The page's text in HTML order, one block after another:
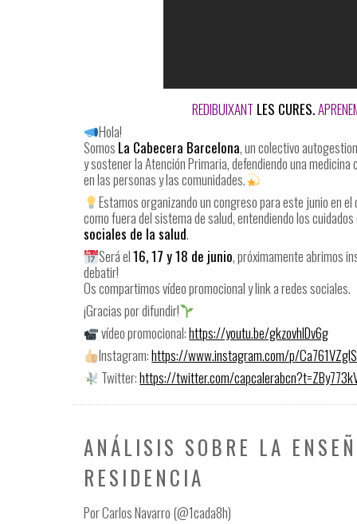
REDIBUIXANT LES CURES.
Hola!
Somos La Cabecera Barcelona, un colectivo
y sostener la Atención Primaria, defendiendo una
en las personas y las comunidades.
Estamos organizando un congreso para este junio en
como fuera del sistema de salud, entendiendo los
sociales de la salud.
Será el16, 17 y 18 de junio, próximamente abrimos
debatir!
Os compartimos vídeo promocional y link a redes sociales.
¡Gracias por difundir!
vídeo promocional:https://youtu.be/gkzovhlDv6g
Instagram:https://www.instagram.com/p/
Twitter:https://twitter.com/
ANÁLISIS SOBRE LA
RESIDENCIA
Por Carlos Navarro (@1cada8h)